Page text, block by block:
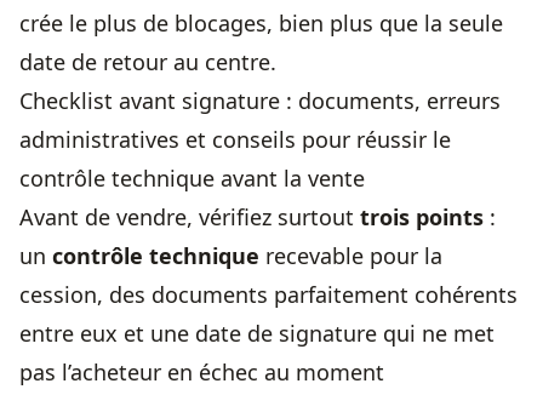
crée le plus de blocages, bien plus que la seule
date de retour au centre.
Checklist avant signature : documents, erreurs
administratives et conseils pour réussir le
contrôle technique avant la vente
Avant de vendre, vérifiez surtout trois points :
un contrôle technique recevable pour la
cession, des documents parfaitement cohérents
entre eux et une date de signature qui ne met
pas l’acheteur en échec au moment